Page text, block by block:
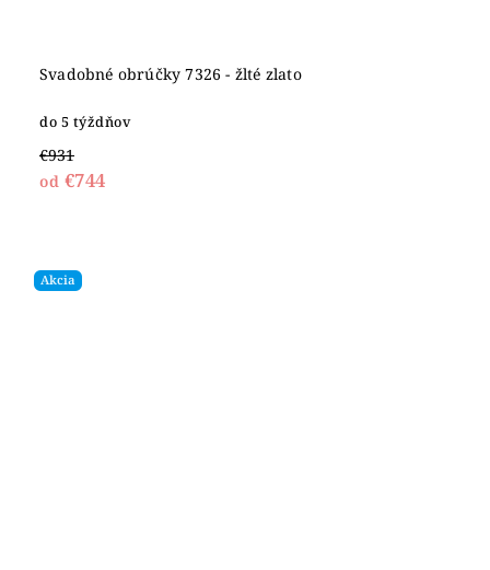
Svadobné obrúčky 7326 - žlté zlato
do 5 týždňov
€931
od €744
Akcia